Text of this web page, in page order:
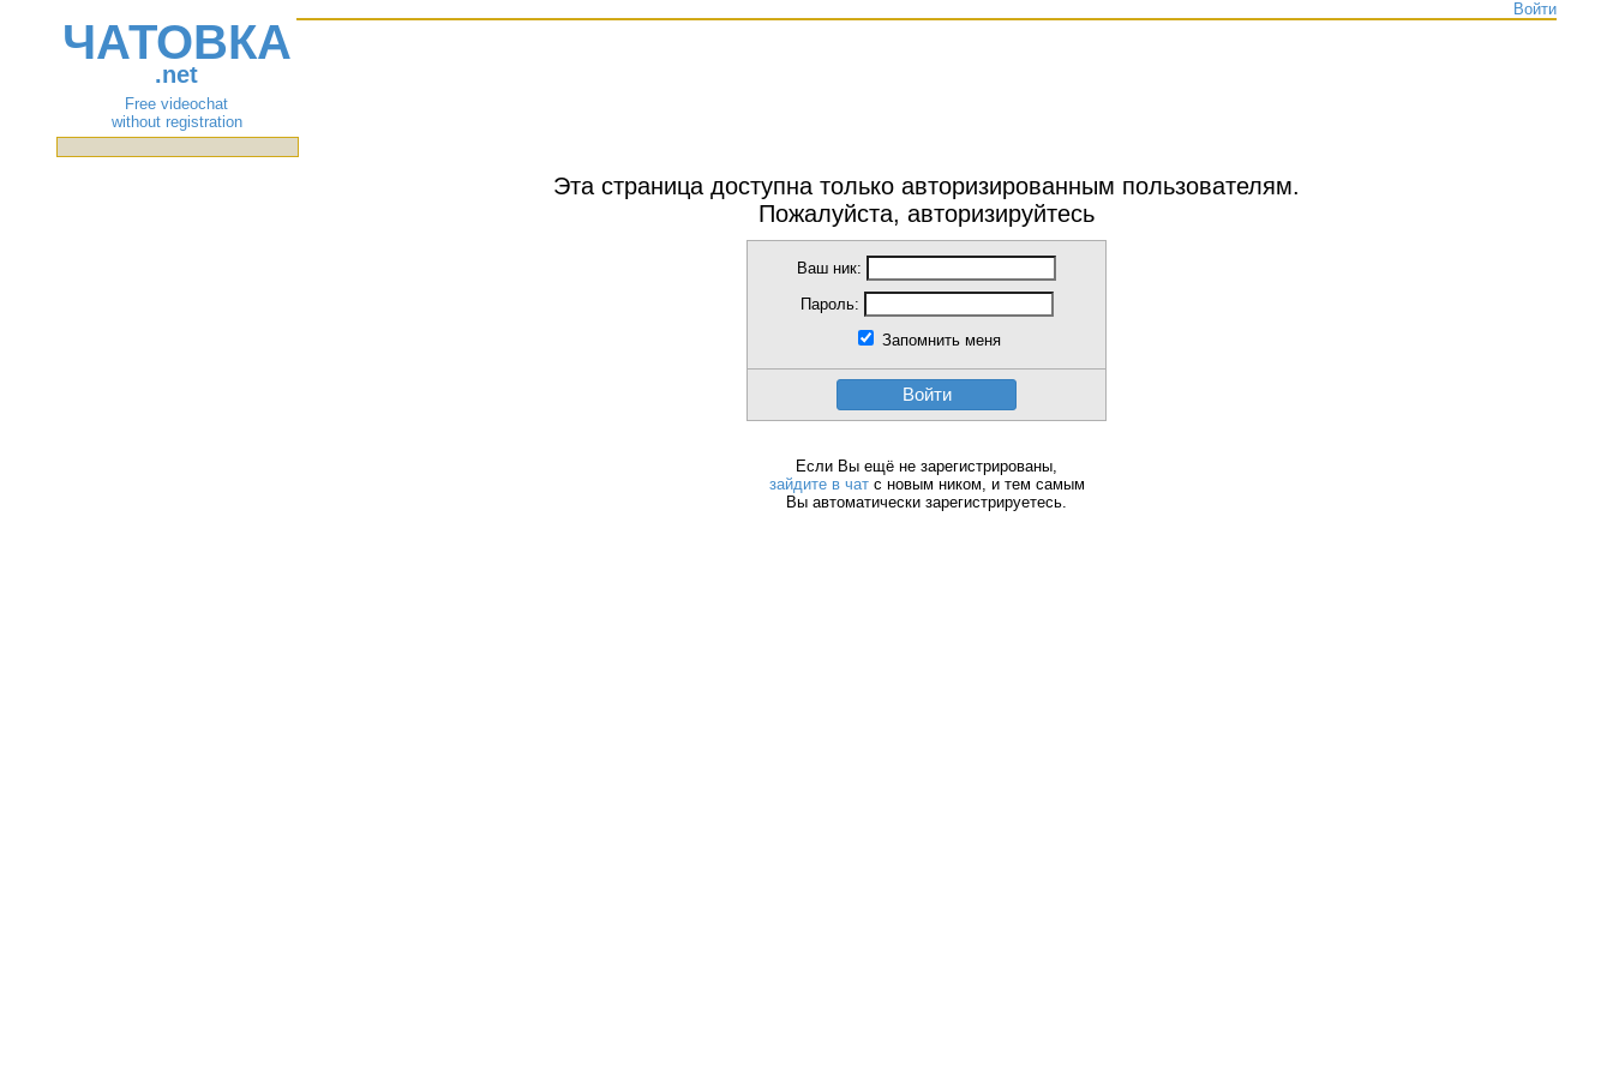
Войти
ЧАТОВКА
.net
Free videochat
without registration
Эта страница доступна только авторизированным пользователям.
Пожалуйста, авторизируйтесь
Ваш ник:
Пароль:
Запомнить меня
Войти
Если Вы ещё не зарегистрированы,
зайдите в чатс новым ником, и тем самым
Вы автоматически зарегистрируетесь.